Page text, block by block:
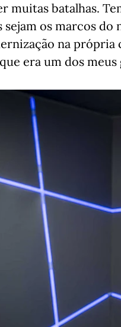
muitas batalhas.
sejam os marcos do
na própria
era um dos